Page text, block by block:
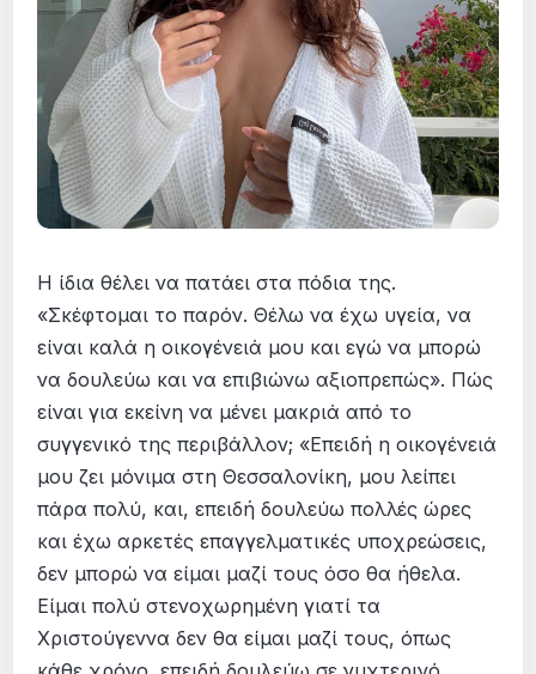
Η ίδια θέλει να πατάει στα πόδια της.
«Σκέφτομαι το παρόν. Θέλω να έχω υγεία, να
είναι καλά η οικογένειά μου και εγώ να μπορώ
να δουλεύω και να επιβιώνω αξιοπρεπώς». Πώς
είναι για εκείνη να μένει μακριά από το
συγγενικό της περιβάλλον; «Επειδή η οικογένειά
μου ζει μόνιμα στη Θεσσαλονίκη, μου λείπει
πάρα πολύ, και, επειδή δουλεύω πολλές ώρες
και έχω αρκετές επαγγελματικές υποχρεώσεις,
δεν μπορώ να είμαι μαζί τους όσο θα ήθελα.
Είμαι πολύ στενοχωρημένη γιατί τα
Χριστούγεννα δεν θα είμαι μαζί τους, όπως